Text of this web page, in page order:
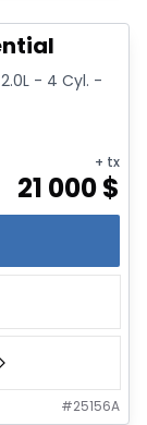
- 4 Cyl. -
+ tx
21 000$
#25156A